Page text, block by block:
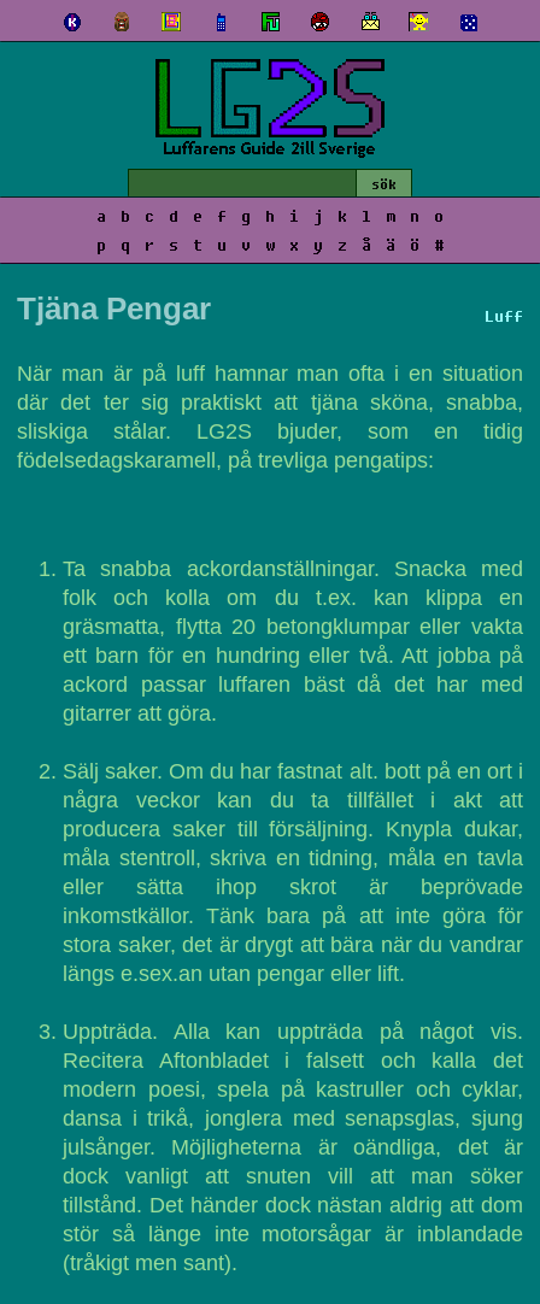
a b c d e f g h i j k l m n
o
p
q r s t u v w x y z å ä ö #
Luff
Tjäna Pengar
När man är på luff hamnar man ofta i en situation
där det ter sig praktiskt att tjäna sköna, snabba,
sliskiga stålar. LG2S bjuder, som en tidig
födelsedagskaramell, på trevliga pengatips:
Ta snabba ackordanställningar. Snacka med
folk och kolla om du t.ex. kan klippa en
gräsmatta, flytta 20 betongklumpar eller vakta
ett barn för en hundring eller två. Att jobba på
ackord passar luffaren bäst då det har med
gitarrer att göra.
Sälj saker. Om du har fastnat alt. bott på en ort i
några veckor kan du ta tillfället i akt att
producera saker till försäljning. Knypla dukar,
måla stentroll, skriva en tidning, måla en tavla
eller sätta ihop skrot är beprövade
inkomstkällor. Tänk bara på att inte göra för
stora saker, det är drygt att bära när du vandrar
längs e.sex.an utan pengar eller lift.
Uppträda. Alla kan uppträda på något vis.
Recitera Aftonbladet i falsett och kalla det
modern poesi, spela på kastruller och cyklar,
dansa i trikå, jonglera med senapsglas, sjung
julsånger. Möjligheterna är oändliga, det är
dock vanligt att snuten vill att man söker
tillstånd. Det händer dock nästan aldrig att dom
stör så länge inte motorsågar är inblandade
(tråkigt men sant).